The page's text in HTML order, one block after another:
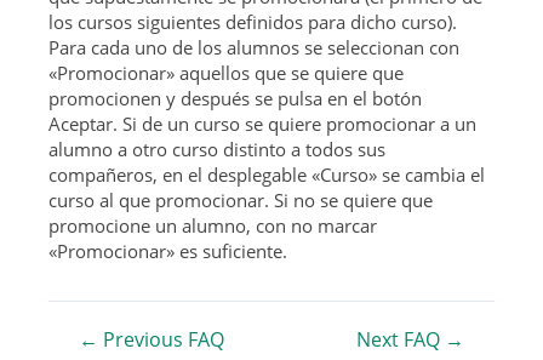
los cursos siguientes definidos para dicho curso).
Para cada uno de los alumnos se seleccionan con
«Promocionar» aquellos que se quiere que
promocionen y después se pulsa en el botón
Aceptar. Si de un curso se quiere promocionar a un
alumno a otro curso distinto a todos sus
compañeros, en el desplegable «Curso» se cambia el
curso al que promocionar. Si no se quiere que
promocione un alumno, con no marcar
«Promocionar» es suficiente.
Navegación
← Previous FAQ Next FAQ →